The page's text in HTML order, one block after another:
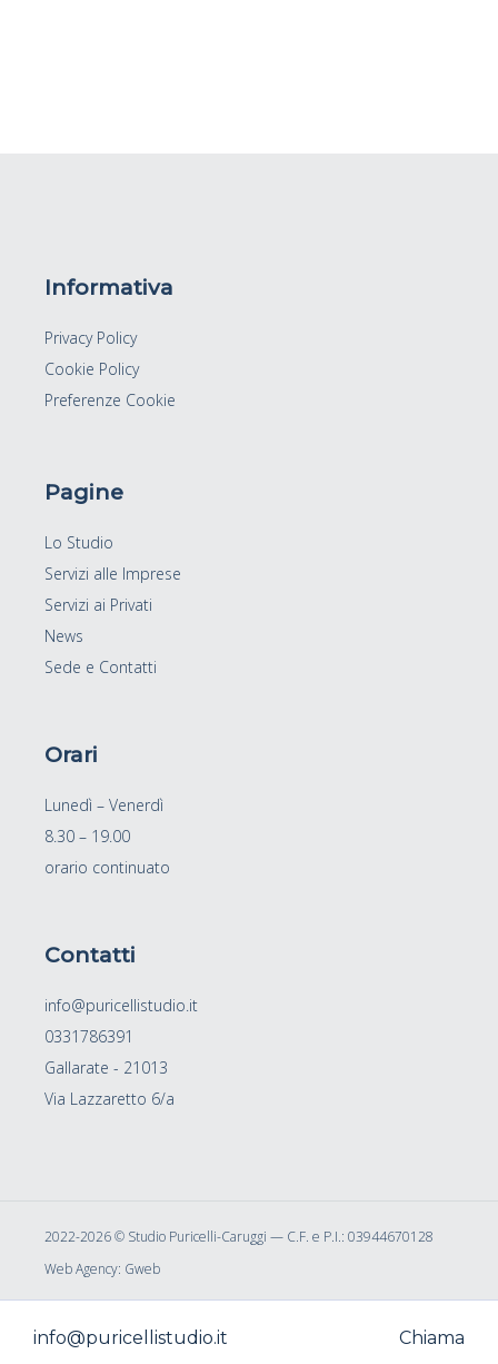
info@puricellistudio.it Chiama
Informativa
Privacy Policy
Cookie Policy
Preferenze Cookie
Pagine
Lo Studio
Servizi alle Imprese
Servizi ai Privati
News
Sede e Contatti
Orari
Lunedì – Venerdì
8.30 – 19.00
orario continuato
Contatti
info@puricellistudio.it
0331786391
Gallarate - 21013
Via Lazzaretto 6/a
2022-2026 © Studio Puricelli-Caruggi — C.F. e P.I.: 03944670128
Web Agency: Gweb